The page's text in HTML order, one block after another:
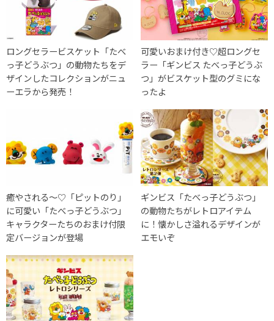
ロングセラービスケット「たべ
っ子どうぶつ」の動物たちをデ
ザインしたコレクションがニュ
ーエラから発売！
可愛いおまけ付き♡超ロングセ
ラー「ギンビス たべっ子どうぶ
つ」がビスケット型のグミにな
ったよ
癒やされる〜♡「ピットのり」
に可愛い「たべっ子どうぶつ」
キャラクターたちのおまけ付限
定バージョンが登場
ギンビス「たべっ子どうぶつ」
の動物たちがレトロアイテム
に！懐かしさ溢れるデザインが
エモいぞ